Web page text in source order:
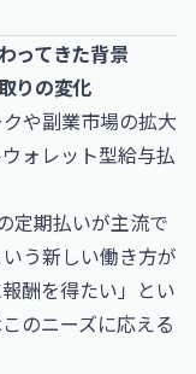
ってきた背景
りの変化
や副業市場の拡大
ォレット型給与払
定期払いが主流で
う新しい働き方が
酬を得たい」とい
のニーズに応える